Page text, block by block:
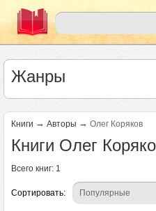
Жанры
Книги → Авторы → Олег Коряков
Книги Олег
Всего книг: 1
Сортировать: